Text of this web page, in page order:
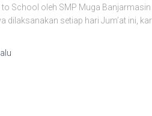
School oleh SMP Muga Banjarmasin
setiap hari Jum’at ini,